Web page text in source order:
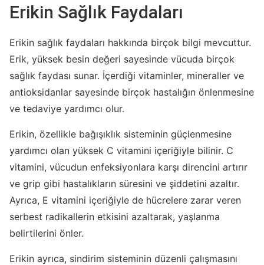
Erikin Sağlık Faydaları
Erikin sağlık faydaları hakkında birçok bilgi mevcuttur.
Erik, yüksek besin değeri sayesinde vücuda birçok
sağlık faydası sunar. İçerdiği vitaminler, mineraller ve
antioksidanlar sayesinde birçok hastalığın önlenmesine
ve tedaviye yardımcı olur.
Erikin, özellikle bağışıklık sisteminin güçlenmesine
yardımcı olan yüksek C vitamini içeriğiyle bilinir. C
vitamini, vücudun enfeksiyonlara karşı direncini artırır
ve grip gibi hastalıkların süresini ve şiddetini azaltır.
Ayrıca, E vitamini içeriğiyle de hücrelere zarar veren
serbest radikallerin etkisini azaltarak, yaşlanma
belirtilerini önler.
Erikin ayrıca, sindirim sisteminin düzenli çalışmasını